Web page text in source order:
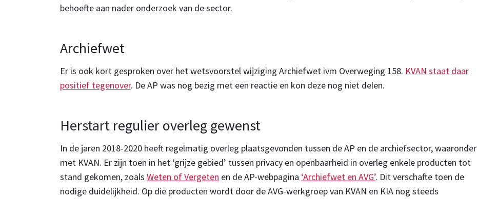
behoefte aan nader onderzoek van de sector.
Archiefwet
Er is ook kort gesproken over het wetsvoorstel wijziging Archiefwet ivm Overweging 158. KVAN staat daar
positief tegenover. De AP was nog bezig met een reactie en kon deze nog niet delen.
Herstart regulier overleg gewenst
In de jaren 2018-2020 heeft regelmatig overleg plaatsgevonden tussen de AP en de archiefsector, waaronder
met KVAN. Er zijn toen in het ‘grijze gebied’ tussen privacy en openbaarheid in overleg enkele producten tot
stand gekomen, zoals Weten of Vergeten en de AP-webpagina ‘Archiefwet en AVG’. Dit verschafte toen de
nodige duidelijkheid. Op die producten wordt door de AVG-werkgroep van KVAN en KIA nog steeds